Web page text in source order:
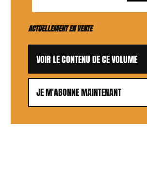
ACTUELLEMENT EN VENTE
VOIR LE CONTENU DE CE VOLUME
JE M'ABONNE MAINTENANT